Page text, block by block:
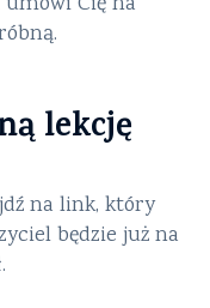
lekcję
na link, który
będzie już na